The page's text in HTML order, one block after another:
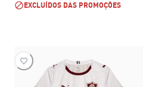
EXCLUÍDOS DAS PROMOÇÕES